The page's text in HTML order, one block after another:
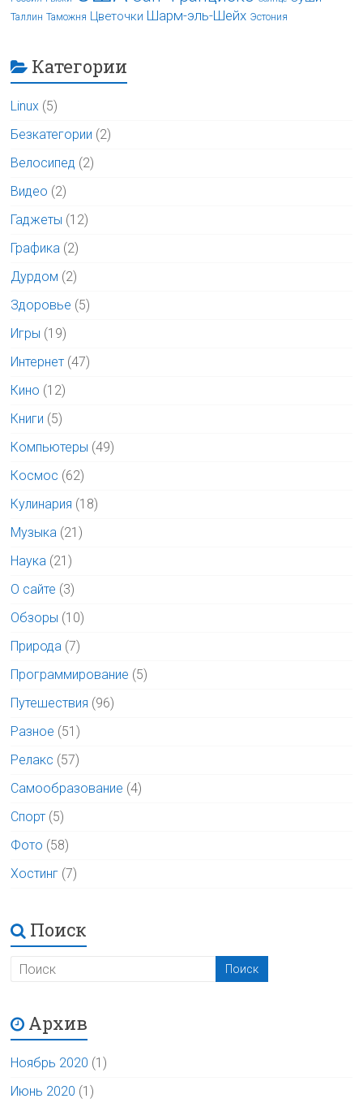
Таллин Таможня Цветочки Шарм-эль-Шейх Эстония
Категории
Linux (5)
Безкатегории (2)
Велосипед (2)
Видео (2)
Гаджеты (12)
Графика (2)
Дурдом (2)
Здоровье (5)
Игры (19)
Интернет (47)
Кино (12)
Книги (5)
Компьютеры (49)
Космос (62)
Кулинария (18)
Музыка (21)
Наука (21)
О сайте (3)
Обзоры (10)
Природа (7)
Программирование (5)
Путешествия (96)
Разное (51)
Релакс (57)
Самообразование (4)
Спорт (5)
Фото (58)
Хостинг (7)
Поиск
Архив
Ноябрь 2020 (1)
Июнь 2020 (1)